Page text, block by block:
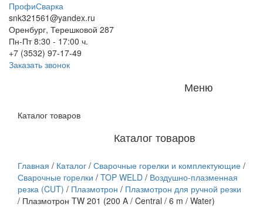
ПрофиСварка
snk321561@yandex.ru
Оренбург, Терешковой 287
Пн-Пт 8:30 - 17:00 ч.
+7 (3532) 97-17-49
Заказать звонок
Меню
Каталог товаров
Каталог товаров
Главная / Каталог / Сварочные горелки и комплектующие /
Сварочные горелки / TOP WELD / Воздушно-плазменная
резка (CUT) / Плазмотрон / Плазмотрон для ручной резки
/ Плазмотрон TW 201 (200 A / Central / 6 m / Water)